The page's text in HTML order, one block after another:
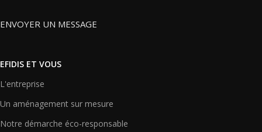
ENVOYER UN MESSAGE
EFIDIS ET VOUS
L'entreprise
Un aménagement sur mesure
Notre démarche éco-responsable